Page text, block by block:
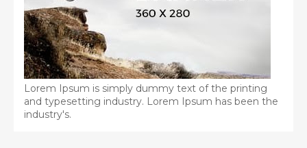
Lorem Ipsum is simply dummy text of the printing
and typesetting industry. Lorem Ipsum has been the
industry's.